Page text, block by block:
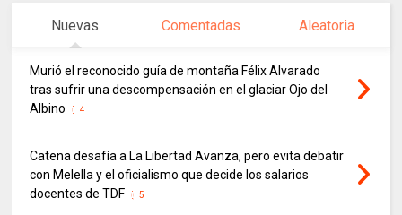
Nuevas Comentadas Aleatoria
Murió el reconocido guía de montaña Félix Alvarado
tras sufrir una descompensación en el glaciar Ojo del
Albino
4
Catena desafía a La Libertad Avanza, pero evita debatir
con Melella y el oficialismo que decide los salarios
docentes de TDF
5